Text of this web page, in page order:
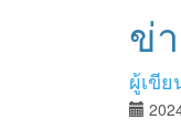
ข่
ผู้เขี